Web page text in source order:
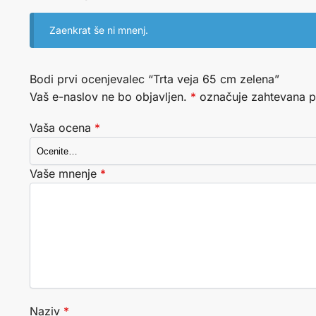
Zaenkrat še ni mnenj.
Bodi prvi ocenjevalec “Trta veja 65 cm zelena”
Vaš e-naslov ne bo objavljen. * označuje zahtevana
Vaša ocena *
Vaše mnenje *
Naziv *